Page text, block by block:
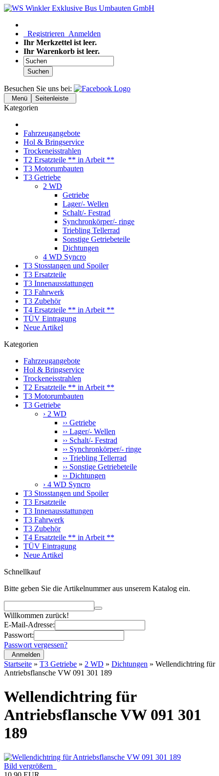
Registrieren Anmelden
Ihr Merkzettel ist leer.
Ihr Warenkorb ist leer.
Suchen
Besuchen Sie uns bei:
Menü Seitenleiste
Kategorien
Fahrzeugangebote
Hol & Bringservice
Trockeneisstrahlen
T2 Ersatzteile ** in Arbeit **
T3 Motorumbauten
T3 Getriebe
2 WD
Getriebe
Lager/- Wellen
Schalt/- Festrad
Synchronkörper/- ringe
Triebling Tellerrad
Sonstige Getriebeteile
Dichtungen
4 WD Syncro
T3 Stosstangen und Spoiler
T3 Ersatzteile
T3 Innenausstattungen
T3 Fahrwerk
T3 Zubehör
T4 Ersatzteile ** in Arbeit **
TÜV Eintragung
Neue Artikel
Kategorien
Fahrzeugangebote
Hol & Bringservice
Trockeneisstrahlen
T2 Ersatzteile ** in Arbeit **
T3 Motorumbauten
T3 Getriebe
› 2 WD
›› Getriebe
›› Lager/- Wellen
›› Schalt/- Festrad
›› Synchronkörper/- ringe
›› Triebling Tellerrad
›› Sonstige Getriebeteile
›› Dichtungen
› 4 WD Syncro
T3 Stosstangen und Spoiler
T3 Ersatzteile
T3 Innenausstattungen
T3 Fahrwerk
T3 Zubehör
T4 Ersatzteile ** in Arbeit **
TÜV Eintragung
Neue Artikel
Schnellkauf
Bitte geben Sie die Artikelnummer aus unserem Katalog ein.
Willkommen zurück!
E-Mail-Adresse:
Passwort:
Passwort vergessen?
Anmelden
Startseite » T3 Getriebe » 2 WD » Dichtungen » Wellendichtring für
Antriebsflansche VW 091 301 189
Wellendichtring für
Antriebsflansche VW 091 301
189
Bild vergrößern